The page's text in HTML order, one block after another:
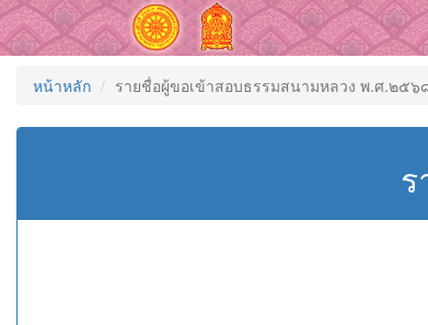
หน้าหลัก รายชื่อผู้ขอเข้าสอบธรรมสนามหลวง พ.ศ.๒๕๖